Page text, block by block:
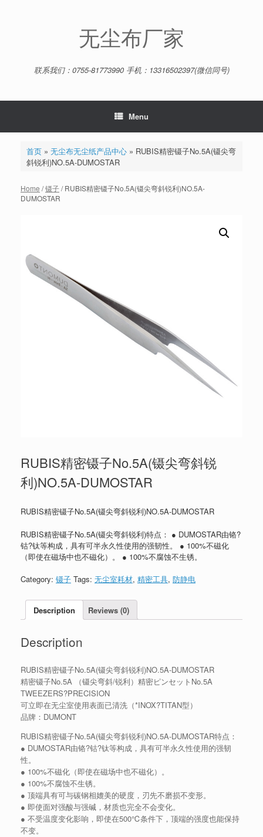
无尘布厂家
联系我们：0755-81773990 手机：13316502397(微信同号)
Menu
首页» 无尘布无尘纸产品中心» RUBIS精密镊子No.5A(镊尖弯
斜锐利)NO.5A-DUMOSTAR
Home /镊子/ RUBIS精密镊子No.5A(镊尖弯斜锐利)NO.5A-
DUMOSTAR
RUBIS精密镊子No.5A(镊尖弯斜锐
利)NO.5A-DUMOSTAR
RUBIS精密镊子No.5A(镊尖弯斜锐利)NO.5A-DUMOSTAR
RUBIS精密镊子No.5A(镊尖弯斜锐利)特点： ● DUMOSTAR由铬?
钴?钛等构成，具有可半永久性使用的强韧性。 ● 100%不磁化
（即使在磁场中也不磁化）。 ● 100%不腐蚀不生锈。
Category: 镊子 Tags: 无尘室耗材, 精密工具, 防静电
Description Reviews (0)
Description
RUBIS精密镊子No.5A(镊尖弯斜锐利)NO.5A-DUMOSTAR
精密镊子No.5A （镊尖弯斜/锐利）精密ピンセットNo.5A
TWEEZERS?PRECISION
可立即在无尘室使用表面已清洗（*INOX?TITAN型）
品牌：DUMONT
RUBIS精密镊子No.5A(镊尖弯斜锐利)NO.5A-DUMOSTAR特点：
● DUMOSTAR由铬?钴?钛等构成，具有可半永久性使用的强韧
性。
● 100%不磁化（即使在磁场中也不磁化）。
● 100%不腐蚀不生锈。
● 顶端具有可与碳钢相媲美的硬度，刃先不磨损不变形。
● 即使面对强酸与强碱，材质也完全不会变化。
● 不受温度变化影响，即使在500℃条件下，顶端的强度也能保持
不变。